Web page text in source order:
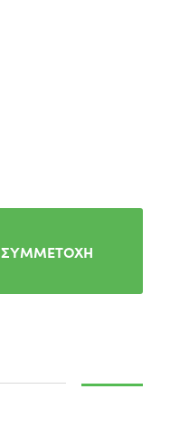
ΣΥΜΜΕΤΟΧΗ